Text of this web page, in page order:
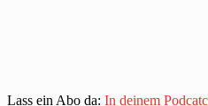
Lass ein Abo da: In deinem